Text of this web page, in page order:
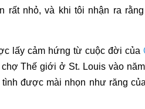
rất nhỏ, và khi tôi nhận ra
lấy cảm hứng từ cuộc đời của
Thế giới ở St. Louis vào
được mài nhọn như răng